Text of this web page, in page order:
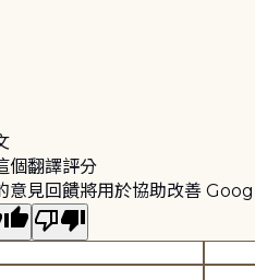
個翻譯評分
意見回饋將用於協助改善